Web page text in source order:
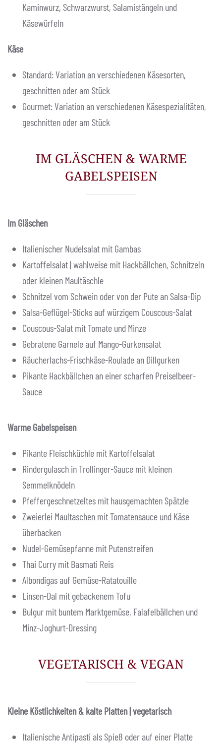
Kaminwurz, Schwarzwurst, Salamistängeln und
Käsewürfeln
Käse
Standard: Variation an verschiedenen Käsesorten,
geschnitten oder am Stück
Gourmet: Variation an verschiedenen Käsespezialitäten,
geschnitten oder am Stück
IM GLÄSCHEN & WARME
GABELSPEISEN
Im Gläschen
Italienischer Nudelsalat mit Gambas
Kartoffelsalat | wahlweise mit Hackbällchen, Schnitzeln
oder kleinen Maultäschle
Schnitzel vom Schwein oder von der Pute an Salsa-Dip
Salsa-Geflügel-Sticks auf würzigem Couscous-Salat
Couscous-Salat mit Tomate und Minze
Gebratene Garnele auf Mango-Gurkensalat
Räucherlachs-Frischkäse-Roulade an Dillgurken
Pikante Hackbällchen an einer scharfen Preiselbeer-
Sauce
Warme Gabelspeisen
Pikante Fleischküchle mit Kartoffelsalat
Rindergulasch in Trollinger-Sauce mit kleinen
Semmelknödeln
Pfeffergeschnetzeltes mit hausgemachten Spätzle
Zweierlei Maultaschen mit Tomatensauce und Käse
überbacken
Nudel-Gemüsepfanne mit Putenstreifen
Thai Curry mit Basmati Reis
Albondigas auf Gemüse-Ratatouille
Linsen-Dal mit gebackenem Tofu
Bulgur mit buntem Marktgemüse, Falafelbällchen und
Minz-Joghurt-Dressing
VEGETARISCH & VEGAN
Kleine Köstlichkeiten & kalte Platten | vegetarisch
Italienische Antipasti als Spieß oder auf einer Platte